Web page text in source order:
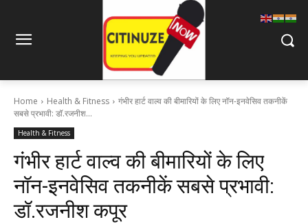
Home Health & Fitness
गंभीर हार्ट वाल्व की बीमारियों के लिए नॉन-इनवेसिव तकनीकें
सबसे प्रभावी: डॉ.रजनीश...
Health & Fitness
गंभीर हार्ट वाल्व की बीमारियों के लिए
नॉन-इनवेसिव तकनीकें सबसे प्रभावी:
डॉ.रजनीश कपूर